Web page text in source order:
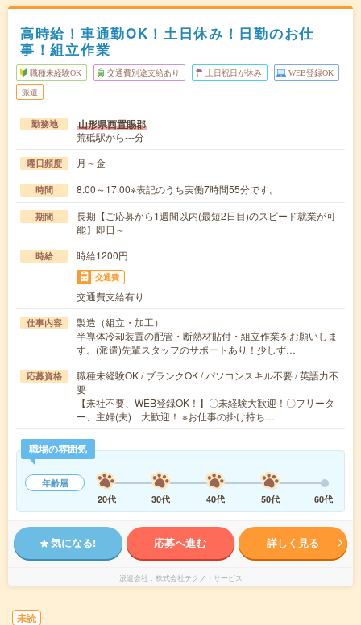
高時給！車通勤OK！土日休み！日勤のお仕
事！組立作業
職種未経験OK 交通費別途支給あり 土日祝日が休み WEB登録OK
派遣
勤務地 山形県西置賜郡
荒砥駅から---分
曜日頻度 月～金
時間 8:00～17:00※表記のうち実働7時間55分です。
期間
長期【ご応募から1週間以内(最短2日目)のスピード就業が可
能】即日～
時給 時給1200円
交通費
交通費支給有り
仕事内容
製造（組立・加工）
半導体冷却装置の配管・断熱材貼付・組立作業をお願いしま
す。(派遣)先輩スタッフのサポートあり！少しず…
応募資格
職種未経験OK / ブランクOK / パソコンスキル不要 / 英語力不
要
【来社不要、WEB登録OK！】〇未経験大歓迎！〇フリータ
ー、主婦(夫) 大歓迎！ ※お仕事の掛け持ち…
職場の雰囲気
年齢層
20代
30代 40代 50代 60代
気になる! 応募へ進む 詳しく見る
派遣会社 株式会社テクノ・サービス
未読